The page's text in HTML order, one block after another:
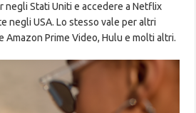
negli Stati Uniti e accedere a Netflix
negli USA. Lo stesso vale per altri
Amazon Prime Video, Hulu e molti altri.